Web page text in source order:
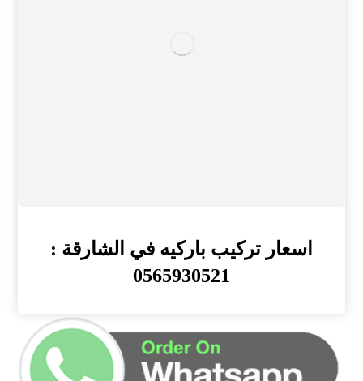
اسعار تركيب باركيه في الشارقة :
0565930521